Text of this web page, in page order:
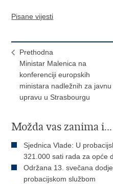
Pisane vijesti
Prethodna
Ministar Malenica na
konferenciji europskih
ministara nadležnih za javnu
upravu u Strasbourgu
Možda vas zanima i...
Sjednica Vlade: U
321.000 sati rada za opće
Održana 13. svečana
probacijskom službom